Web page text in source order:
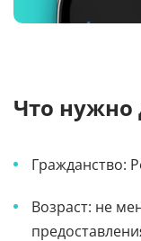
Что нужно
Гражданство:
Возраст: не